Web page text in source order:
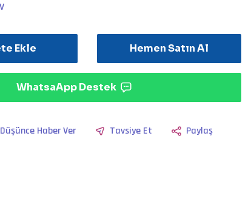
Ekle Hemen Satın Al
WhatsaApp Destek
Haber Ver Tavsiye Et Paylaş